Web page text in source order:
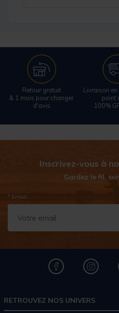
Retour gratuit
& 1 mois pour changer
d'avis
Livraison
point
100%
Inscrivez-vous à
Gardez le fil,
* Email
RETROUVEZ NOS UNIVERS